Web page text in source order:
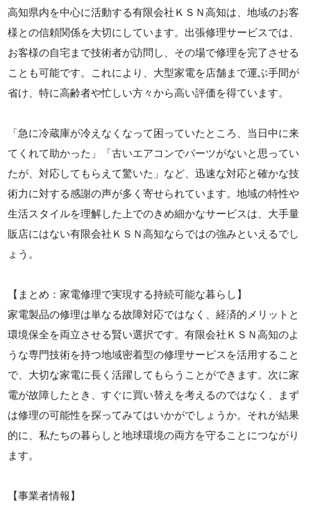
高知県内を中心に活動する有限会社ＫＳＮ高知は、地域のお客
様との信頼関係を大切にしています。出張修理サービスでは、
お客様の自宅まで技術者が訪問し、その場で修理を完了させる
ことも可能です。これにより、大型家電を店舗まで運ぶ手間が
省け、特に高齢者や忙しい方々から高い評価を得ています。
「急に冷蔵庫が冷えなくなって困っていたところ、当日中に来
てくれて助かった」「古いエアコンでパーツがないと思ってい
たが、対応してもらえて驚いた」など、迅速な対応と確かな技
術力に対する感謝の声が多く寄せられています。地域の特性や
生活スタイルを理解した上でのきめ細かなサービスは、大手量
販店にはない有限会社ＫＳＮ高知ならではの強みといえるでし
ょう。
【まとめ：家電修理で実現する持続可能な暮らし】
家電製品の修理は単なる故障対応ではなく、経済的メリットと
環境保全を両立させる賢い選択です。有限会社ＫＳＮ高知のよ
うな専門技術を持つ地域密着型の修理サービスを活用すること
で、大切な家電に長く活躍してもらうことができます。次に家
電が故障したとき、すぐに買い替えを考えるのではなく、まず
は修理の可能性を探ってみてはいかがでしょうか。それが結果
的に、私たちの暮らしと地球環境の両方を守ることにつながり
ます。
【事業者情報】